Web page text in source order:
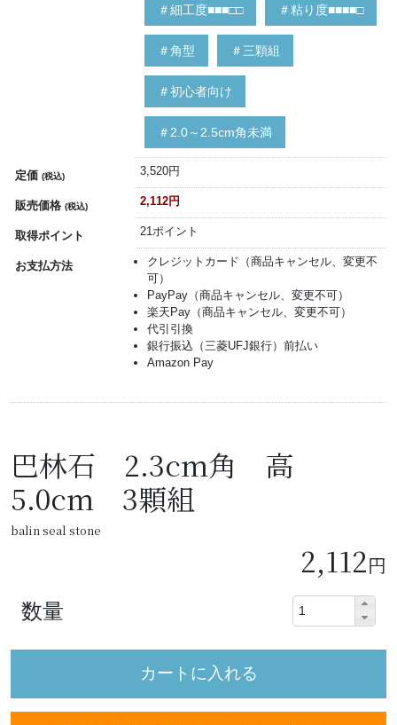
＃細工度■■■□□ ＃粘り度■■■■□
＃角型 ＃三顆組
＃初心者向け
＃2.0～2.5cm角未満
定価 (税込) 3,520円
販売価格 (税込) 2,112円
取得ポイント 21ポイント
お支払方法
クレジットカード（商品キャンセル、変更不
可）
PayPay（商品キャンセル、変更不可）
楽天Pay（商品キャンセル、変更不可）
代引引換
銀行振込（三菱UFJ銀行）前払い
Amazon Pay
巴林石 2.3cm角 高
5.0cm 3顆組
balin seal stone
2,112円
数量